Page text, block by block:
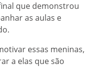
que demonstrou
as aulas e
essas meninas,
a elas que são